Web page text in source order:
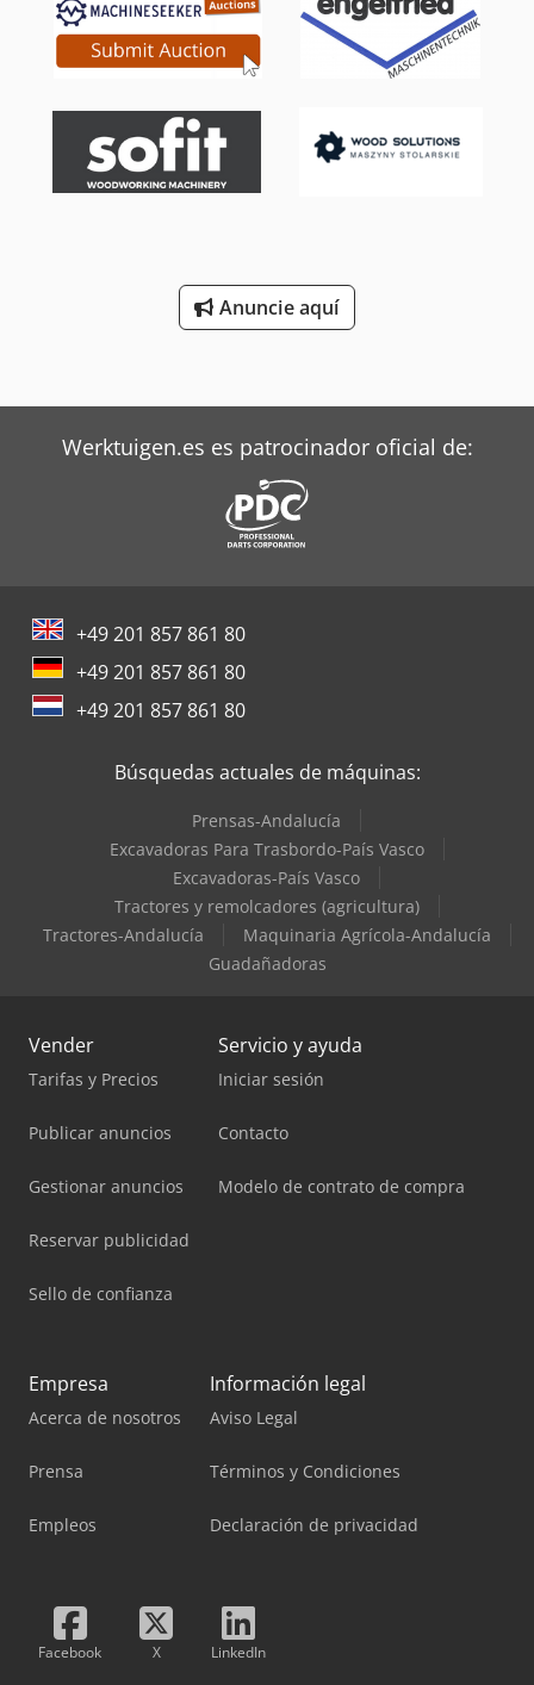
Anuncie aquí
Werktuigen.es es patrocinador oficial de:
+49 201 857 861 80
+49 201 857 861 80
+49 201 857 861 80
Búsquedas actuales de máquinas:
Prensas-Andalucía
Excavadoras Para Trasbordo-País Vasco
Excavadoras-País Vasco
Tractores y remolcadores (agricultura)
Tractores-Andalucía
Maquinaria Agrícola-Andalucía
Guadañadoras
Vender
Tarifas y Precios
Publicar anuncios
Gestionar anuncios
Reservar publicidad
Sello de confianza
Servicio y ayuda
Iniciar sesión
Contacto
Modelo de contrato de compra
Empresa
Acerca de nosotros
Prensa
Empleos
Información legal
Aviso Legal
Términos y Condiciones
Declaración de privacidad
Facebook X LinkedIn